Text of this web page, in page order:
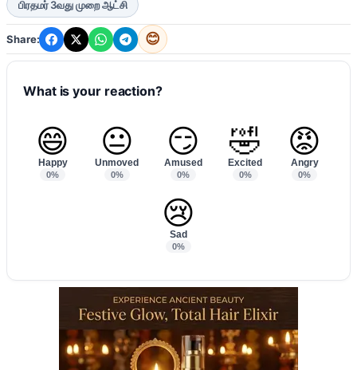
பிரதமர் 3வது முறை ஆட்சி
Share: 😊
What is your reaction?
😄
Happy
0%
😐
Unmoved
0%
😏
Amused
0%
🤣
Excited
0%
😡
Angry
0%
😢
Sad
0%